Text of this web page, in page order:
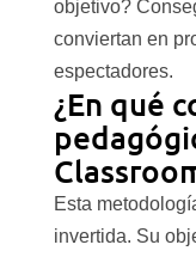
objetivo?
conviertan en
espectadores.
¿En qué
Esta
invertida. Su